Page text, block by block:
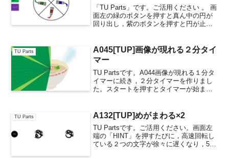
「TU Parts」です。ご活用ください 。 画
面左の緑のボタンを押すと真ん中の円が
回り出し，紫のボタンを押すと円が止ま
前のスライドに戻ってください。（TU
Part...
TU Parts
A045[TUP]画像が現れる２分タイ
マー
TU Partsです。A044画像が現れる１分タ
イマーに続き，２分タイマーを作りまし
た。スタートを押すとタイマーが始まり
ンで好きなものに入れ替えることができ
ます。入れ替...
TU Parts A132[TUP]めがまわる×2
TU Partsです。ご活用ください。画面左
端の「HINT」を押すたびに，高速回転し
ている２つの文字が徐々に遅くなり，5回